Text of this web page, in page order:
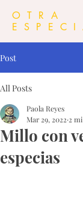
OTRA
Post
All Posts
Millo con
especias
Paola Reyes
Mar 29, 2022 2